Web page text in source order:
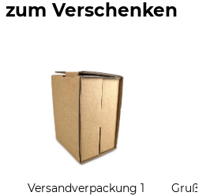
Verschenken
Versandverpackung 1